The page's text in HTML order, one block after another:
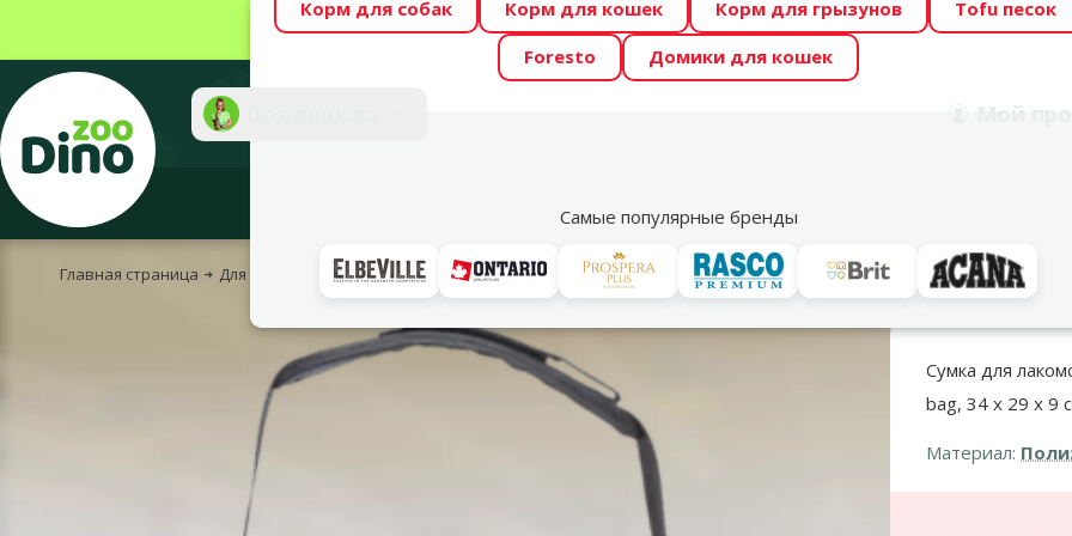
Весь месяц Dino Zoo предлагает отличные цены на ТОП-овые корма! 🍖
Фотоконкурс “GADA ŪSAIŅI”! Возможно Твой питомец станет звездой
Корм для собак Корм для кошек Корм для грызунов
Tofu песок
Foresto
Домики для кошек
Самые популярные бренды
Акции
Главная страница Для собак Для спорта и тренировок Тренировки с собакой TRIXIE Walk and dummy bag, 34 x 29 x 9 см,
Сумка для
bag, 34 x 29 x 9
Материал: